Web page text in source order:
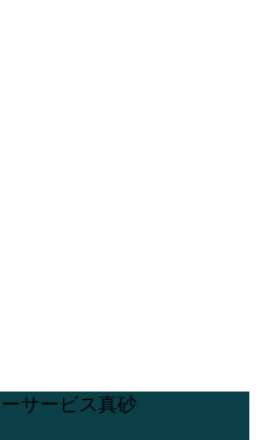
サービス真砂